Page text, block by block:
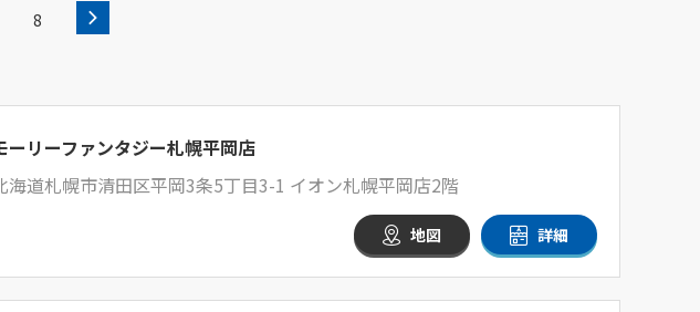
8
ーリーファンタジー札幌平岡店
海道札幌市清田区平岡3条5丁目3-1 イオン札幌平岡店2階
地図 詳細